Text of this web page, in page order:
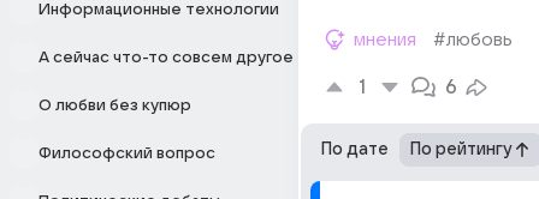
Информационные технологии
А сейчас что-то совсем другое
О любви без купюр
Философский вопрос
мнения #любовь
1 6
По дате По рейтингу